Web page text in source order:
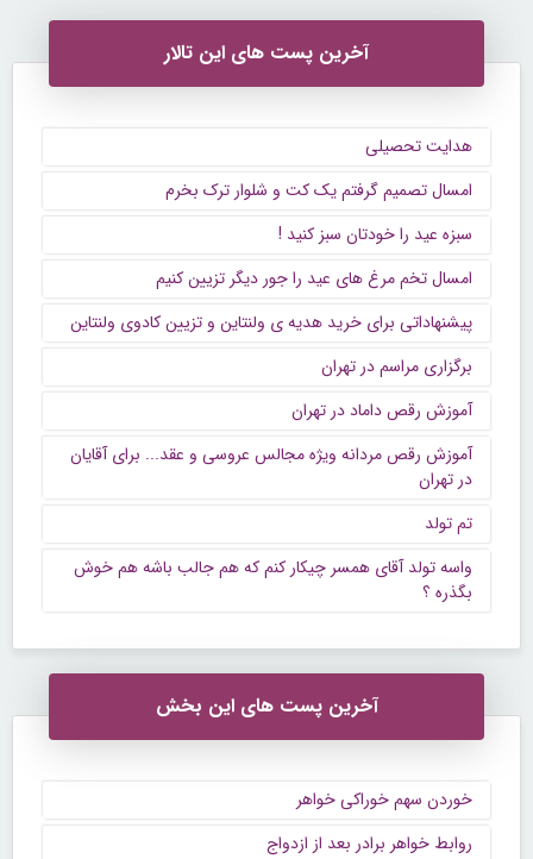
آخرین پست های این تالار
هدایت تحصیلی
امسال تصمیم گرفتم یک کت و شلوار ترک بخرم
سبزه عید را خودتان سبز کنید !
امسال تخم مرغ های عید را جور دیگر تزیین کنیم
پیشنهاداتی برای خرید هدیه ی ولنتاین و تزیین کادوی ولنتاین
برگزاری مراسم در تهران
آموزش رقص داماد در تهران
آموزش رقص مردانه ویژه مجالس عروسی و عقد... برای آقایان
در تهران
تم تولد
واسه تولد آقای همسر چیکار کنم که هم جالب باشه هم خوش
بگذره ؟
آخرین پست های این بخش
خوردن سهم خوراکی خواهر
روابط خواهر برادر بعد از ازدواج